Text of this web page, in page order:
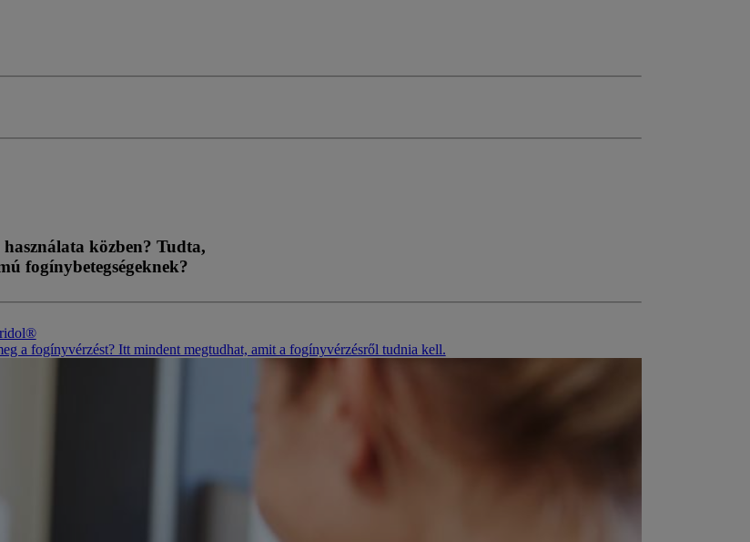
közben? Tudta,
fogínybetegségeknek?
a fogínyvérzést? Itt mindent megtudhat, amit a fogínyvérzésről tudnia kell.